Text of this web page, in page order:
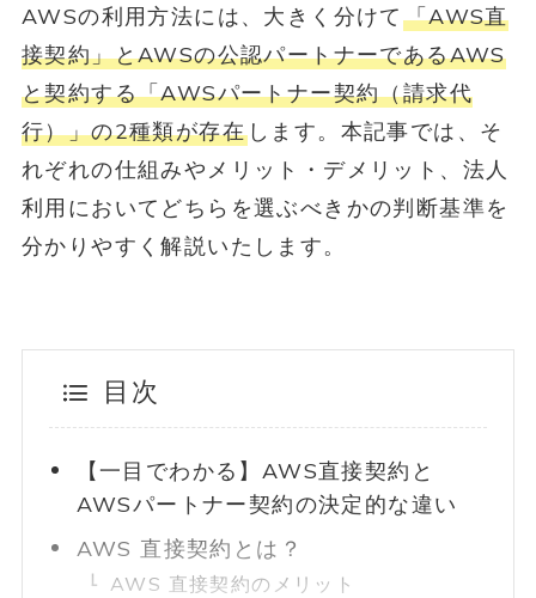
AWSの利用方法には、大きく分けて 「AWS直
接契約」とAWSの公認パートナーであるAWS
と契約する「AWSパートナー契約（請求代
行）」の2種類が存在します。本記事では、そ
れぞれの仕組みやメリット・デメリット、法人
利用においてどちらを選ぶべきかの判断基準を
分かりやすく解説いたします。
目次
【一目でわかる】AWS直接契約と
AWSパートナー契約の決定的な違い
AWS 直接契約とは？
AWS 直接契約のメリット